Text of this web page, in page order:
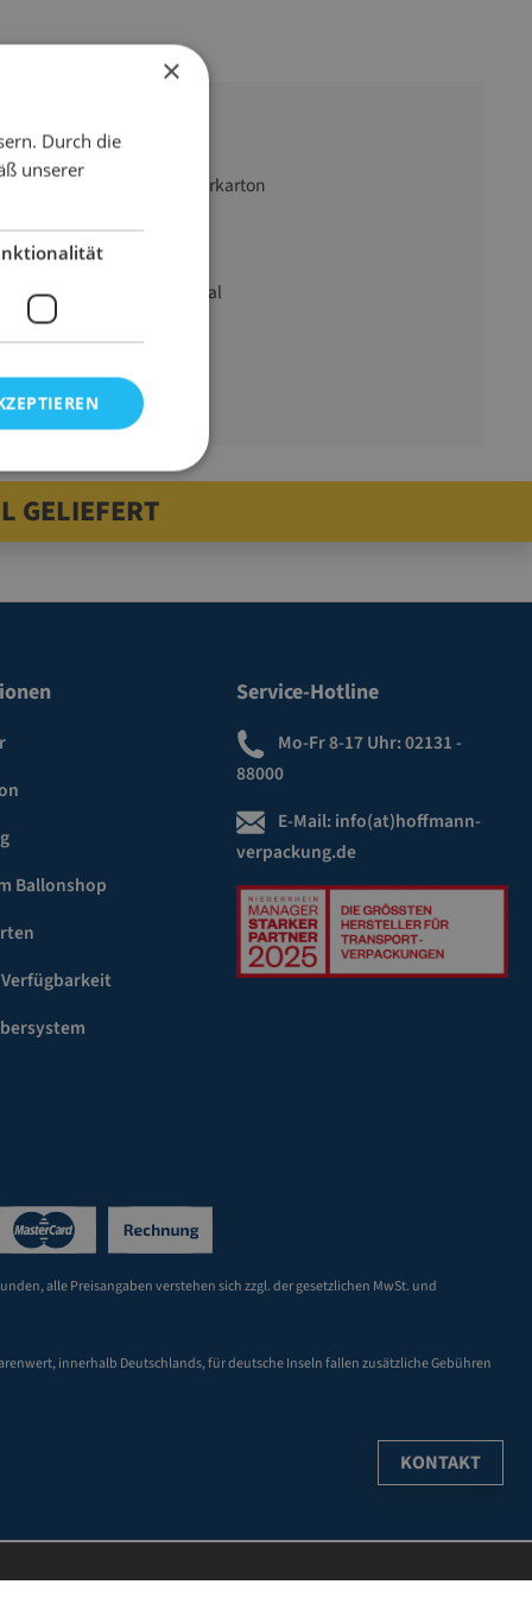
1,25 kg Fensterkarton
SizzlePak
40 l Füllmaterial
GELIEFERT
Ballonshop
Service-Hotline
Mo-Fr 8-17 Uhr:02131 -
88000
E-Mail: info(at)hoffmann-
verpackung.de
alle Preisangaben verstehen sich zzgl. der gesetzlichen MwSt. und
innerhalb Deutschlands, für deutsche Inseln fallen zusätzliche Gebühren
KONTAKT
×
Durch die
unserer